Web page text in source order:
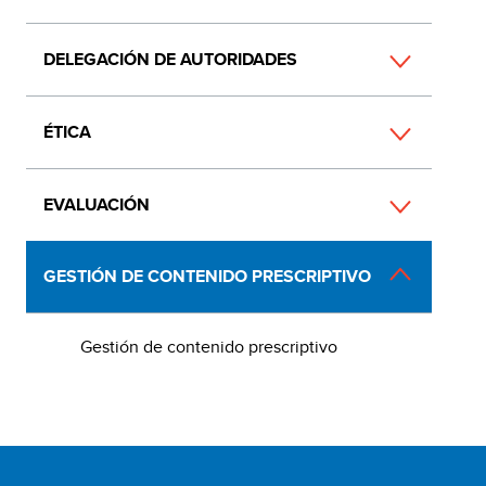
DELEGACIÓN DE AUTORIDADES
ÉTICA
EVALUACIÓN
GESTIÓN DE CONTENIDO PRESCRIPTIVO
Gestión de contenido prescriptivo